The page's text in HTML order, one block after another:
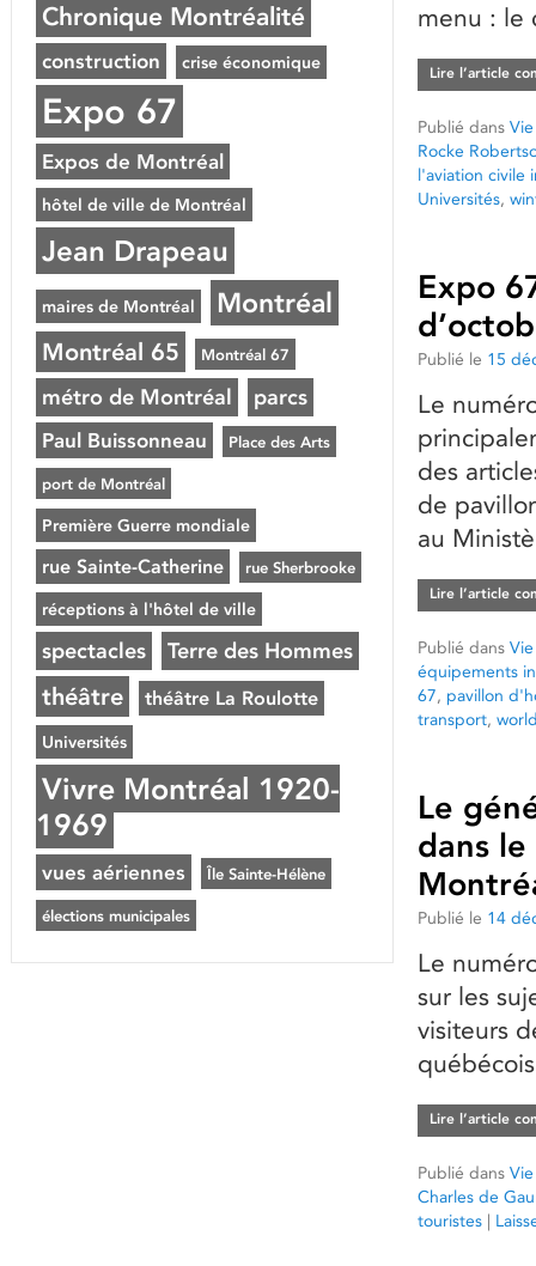
menu : le
Lire l’article
Publié dans
Rocke
l'aviation civile
Universités,
Expo
Publié le 15
Le
des
de
au
Lire l’article
Publié dans
équipements
67, pavillon
transport,
Le
dans
Publié le 14
Le
sur les
visiteurs
Lire l’article
Publié dans
Charles de
touristes |
Chronique Montréalité
construction crise économique
Expo 67
Expos de Montréal
hôtel de ville de Montréal
Jean Drapeau
maires de Montréal Montréal
Montréal 65 Montréal 67
métro de Montréal parcs
Paul Buissonneau Place des Arts
port de Montréal
Première Guerre mondiale
rue Sainte-Catherine rue Sherbrooke
réceptions à l'hôtel de ville
spectacles Terre des Hommes
théâtre théâtre La Roulotte
Universités
Vivre Montréal 1920-
1969
vues aériennes Île Sainte-Hélène
élections municipales